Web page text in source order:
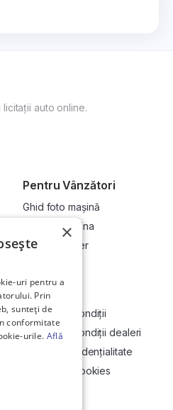
auto online.
Pentru Vânzători
Ghid foto mașină
Vinde-ți mașina
Devino dealer
Compania
Termeni și condiții
Termeni și condiții dealeri
Politică confidențialitate
Politica de cookies
×
uri pentru a
Prin
sunteți de
conformitate
urile. Află